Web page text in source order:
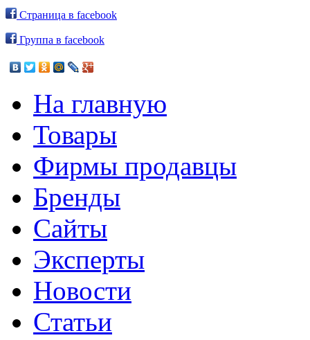
Страница в facebook
Группа в facebook
На главную
Товары
Фирмы продавцы
Бренды
Сайты
Эксперты
Новости
Статьи